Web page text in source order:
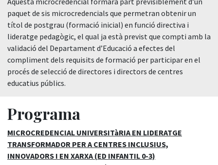
paquet de sis microcredencials que permetran obtenir un
títol de postgrau (formació inicial) en funció directiva i
lideratge pedagògic, el qual ja està previst que compti amb la
validació del Departament d’Educació a efectes del
compliment dels requisits de formació per participar en el
procés de selecció de directores i directors de centres
educatius públics.
Programa
MICROCREDENCIAL UNIVERSITàRIA EN LIDERATGE
TRANSFORMADOR PER A CENTRES INCLUSIUS,
INNOVADORS I EN XARXA (ED INFANTIL 0-3)